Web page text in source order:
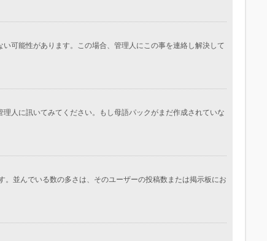
可能性があります。この場合、管理人にこの事を連絡し解決して
人に訊いてみてください。もし母語パックがまだ作成されていな
並んでいる数の多さは、そのユーザーの投稿数または掲示板にお